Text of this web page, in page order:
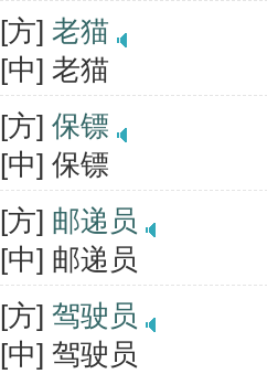
[方] 老猫
[中] 老猫
[方] 保镖
[中] 保镖
[方] 邮递员
[中] 邮递员
[方] 驾驶员
[中] 驾驶员